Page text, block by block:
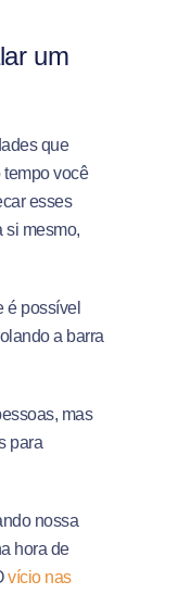
um
que
tempo você
esses
si mesmo,
é possível
a barra
mas
para
nossa
hora de
vício nas